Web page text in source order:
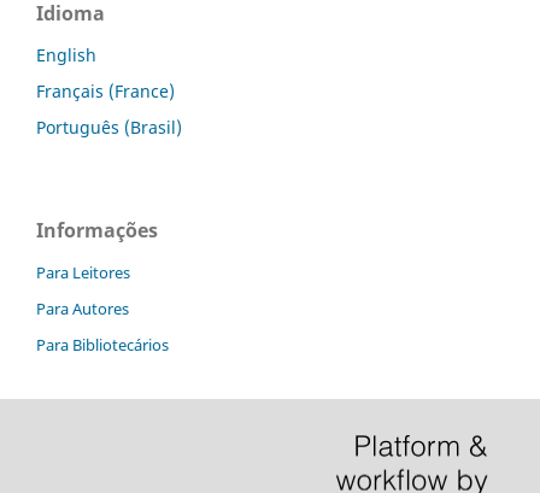
Idioma
English
Français (France)
Português (Brasil)
Informações
Para Leitores
Para Autores
Para Bibliotecários